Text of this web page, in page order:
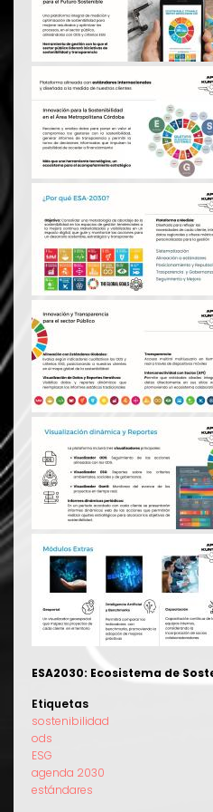
ESA2030: Ecosistema de
Etiquetas
sostenibilidad
ods
ESG
agenda 2030
estándares